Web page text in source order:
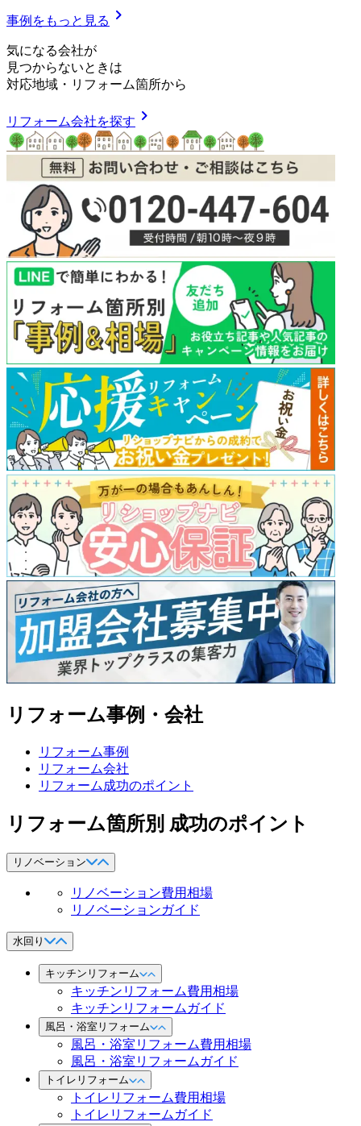
事例をもっと見る chevron_right
気になる会社が
見つからないときは
対応地域 ・ リフォーム箇所から
リフォーム会社を探す chevron_right
リフォーム事例・会社
リフォーム事例
リフォーム会社
リフォーム成功のポイント
リフォーム箇所別 成功のポイント
リノベーション
リノベーション費用相場
リノベーションガイド
水回り
キッチンリフォーム
キッチンリフォーム費用相場
キッチンリフォームガイド
風呂・浴室リフォーム
風呂・浴室リフォーム費用相場
風呂・浴室リフォームガイド
トイレリフォーム
トイレリフォーム費用相場
トイレリフォームガイド